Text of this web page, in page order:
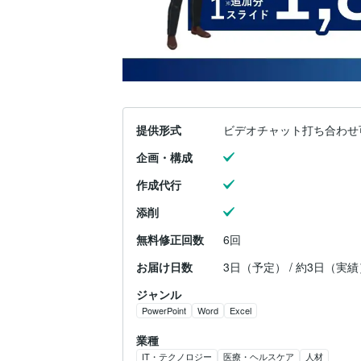
提供形式
ビデオチャット打ち合わ
企画・構成
作成代行
添削
無料修正回数
6回
お届け日数
3日（予定） / 約3日（実
ジャンル
PowerPoint Word Excel
業種
IT・テクノロジー 医療・ヘルスケア 人材